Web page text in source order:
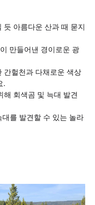
아름다운 산과 때 묻지
만들어낸 경이로운 광
간헐천과 다채로운 색상
.
회색곰 및 늑대 발견
를 발견할 수 있는 놀라